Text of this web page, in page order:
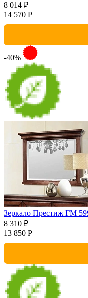
8 014 ₽
14 570 Р
-40%
Зеркало Престиж ГМ
8 310 ₽
13 850 Р